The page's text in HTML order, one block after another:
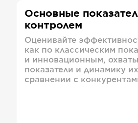
Основные
контролем
Оценивайте
как по классическим
и инновационным,
показатели и динамику
сравнении с